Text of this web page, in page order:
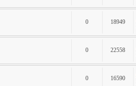
0 18949
0 22558
0 16590